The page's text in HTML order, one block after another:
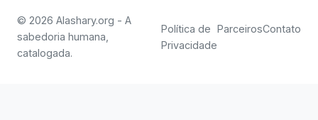
© 2026 Alashary.org - A
sabedoria humana,
catalogada.
Política de
Privacidade
ParceirosContato